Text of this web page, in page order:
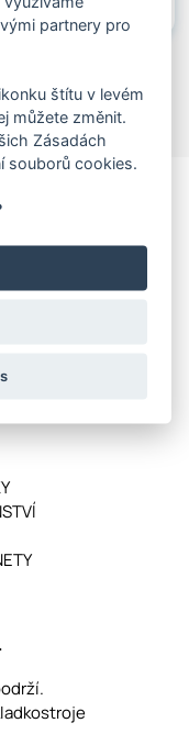
partnery pro
štítu v levém
můžete změnit.
Zásadách
souborů cookies.